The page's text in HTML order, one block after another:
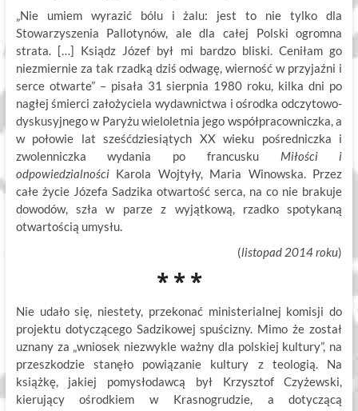
„Nie umiem wyrazić bólu i żalu: jest to nie tylko dla
Stowarzyszenia Pallotynów, ale dla całej Polski ogromna
strata. […] Ksiądz Józef był mi bardzo bliski. Ceniłam go
niezmiernie za tak rzadką dziś odwagę, wierność w przyjaźni i
serce otwarte” – pisała 31 sierpnia 1980 roku, kilka dni po
nagłej śmierci założyciela wydawnictwa i ośrodka odczytowo-
dyskusyjnego w Paryżu wieloletnia jego współpracowniczka, a
w połowie lat sześćdziesiątych XX wieku pośredniczka i
zwolenniczka wydania po francusku Miłości i
odpowiedzialnościKarola Wojtyły, Maria Winowska. Przez
całe życie Józefa Sadzika otwartość serca, na co nie brakuje
dowodów, szła w parze z wyjątkową, rzadko spotykaną
otwartością umysłu.
(listopad 2014 roku)
* * *
Nie udało się, niestety, przekonać ministerialnej komisji do
projektu dotyczącego Sadzikowej spuścizny. Mimo że został
uznany za „wniosek niezwykle ważny dla polskiej kultury”, na
przeszkodzie stanęło powiązanie kultury z teologią. Na
książkę, jakiej pomysłodawcą był Krzysztof Czyżewski,
kierujący ośrodkiem w Krasnogrudzie, a dotyczącą